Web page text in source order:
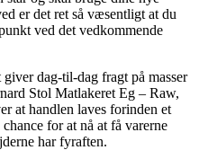
er det ret så væsentligt at du
ved det vedkommende
dag-til-dag fragt på masser
Stol Matlakeret Eg – Raw,
at handlen laves forinden et
for at nå at få varerne
har fyraften.